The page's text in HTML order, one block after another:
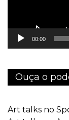
00:00
Ouça o
Art talks no